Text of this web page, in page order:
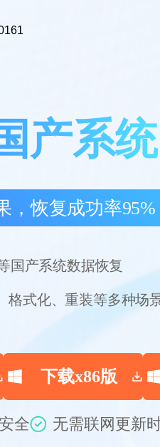
产系统
，恢复成功率95%
国产系统数据恢复
格式化、重装等多种场
下载x86版
全 无需联网更新